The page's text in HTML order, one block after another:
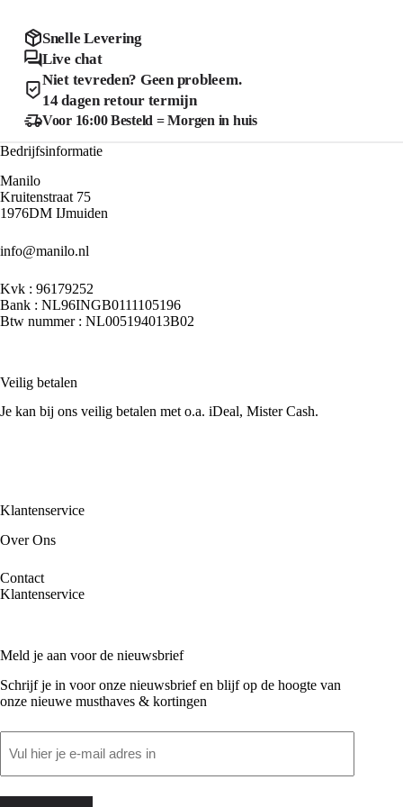
op
de
productpagina
Snelle Levering
Live chat
Niet tevreden? Geen probleem.
14 dagen retour termijn
Voor 16:00 Besteld = Morgen in huis
Bedrijfsinformatie
Manilo
Kruitenstraat 75
1976DM IJmuiden
info@manilo.nl
Kvk : 96179252
Bank : NL96INGB0111105196
Btw nummer : NL005194013B02
Veilig betalen
Je kan bij ons veilig betalen met o.a. iDeal, Mister Cash.
Klantenservice
Over Ons
Contact
Klantenservice
Meld je aan voor de nieuwsbrief
Schrijf je in voor onze nieuwsbrief en blijf op de hoogte van
onze nieuwe musthaves & kortingen
(Vereist)